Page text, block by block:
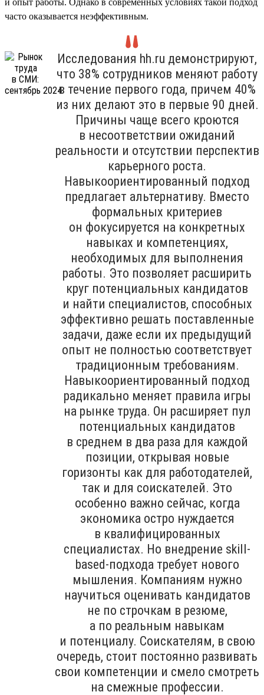
часто оказывается неэффективным.
Исследования hh.ru демонстрируют,
что 38% сотрудников меняют работу
в течение первого года, причем 40%
из них делают это в первые 90 дней.
Причины чаще всего кроются
в несоответствии ожиданий
реальности и отсутствии перспектив
карьерного роста.
Навыкоориентированный подход
предлагает альтернативу. Вместо
формальных критериев
он фокусируется на конкретных
навыках и компетенциях,
необходимых для выполнения
работы. Это позволяет расширить
круг потенциальных кандидатов
и найти специалистов, способных
эффективно решать поставленные
задачи, даже если их предыдущий
опыт не полностью соответствует
традиционным требованиям.
Навыкоориентированный подход
радикально меняет правила игры
на рынке труда. Он расширяет пул
потенциальных кандидатов
в среднем в два раза для каждой
позиции, открывая новые
горизонты как для работодателей,
так и для соискателей. Это
особенно важно сейчас, когда
экономика остро нуждается
в квалифицированных
специалистах. Но внедрение skill-
based-подхода требует нового
мышления. Компаниям нужно
научиться оценивать кандидатов
не по строчкам в резюме,
а по реальным навыкам
и потенциалу. Соискателям, в свою
очередь, стоит постоянно развивать
свои компетенции и смело смотреть
на смежные профессии.